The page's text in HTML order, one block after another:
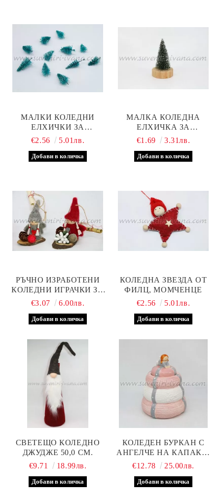
МАЛКИ КОЛЕДНИ
ЕЛХИЧКИ ЗА
ДЕКОРАЦИЯ, 20 БРОЯ В
€2.56 5.01лв.
МАЛКА КОЛЕДНА
ЕЛХИЧКА ЗА
ДЕКОРАЦИЯ 9,0 Х 4,5
€1.69 3.31лв.
РЪЧНО ИЗРАБОТЕНИ
КОЛЕДНИ ИГРАЧКИ ЗА
ДЕКОРАЦИЯ С
€3.07 6.00лв.
КОЛЕДНА ЗВЕЗДА ОТ
ФИЛЦ, МОМЧЕНЦЕ
€2.56
5.01лв.
СВЕТЕЩО КОЛЕДНО
ДЖУДЖЕ 50,0 СМ.
€9.71
18.99лв.
КОЛЕДЕН БУРКАН С
АНГЕЛЧЕ НА КАПАКА,
МОДЕЛ ЕДНО
€12.78 25.00лв.